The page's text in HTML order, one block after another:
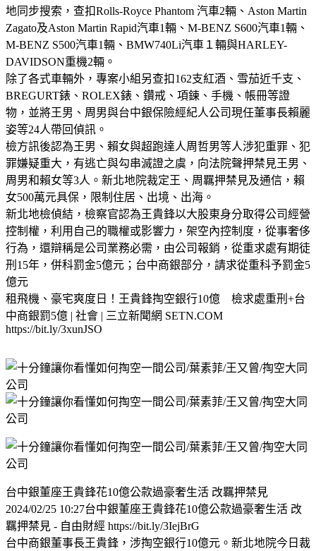
地同步搜索，查扣Rolls-Royce Phantom 汽車2輛、Aston Martin
Zagato及Aston Martin Rapid汽車1輛、M-BENZ S600汽車1輛、
M-BENZ S500汽車1輛、BMW740Li汽車１輛與HARLEY-
DAVIDSON重機2輛。
除了各式車輛外，專案小組另查扣162支紅酒、雪茄近千支、
BREGURT錶、ROLEX錶、鑽戒、項鍊、手機、帳冊等證
物，並將王男、周男與台中銀保險經紀人公司現任董事長賴麗
姿等24人帶回偵訊。
檢方訊後認為王男、賴女與超跑達人周哲男等人涉犯重罪、犯
罪嫌疑重大，有逃亡與勾串滅證之虞，向法院聲押禁見王男、
周男和賴女等3人。新北地院裁定王、周羈押禁見及通信，賴
女500萬元具保，限制住居、出境、出海。
新北地檢偵結，檢察官認為王貴鋒以大股東身分取得公司經營
控制權，利用自己的職權或影響力，架空內控制度，從事奢侈
行為，還辯稱是公司業務必需，由公司報銷，從重求處有期徒
刑15年，併科罰金5億元；台中商銀部分，請求從重科予罰金5
億元
租飛機、豪宅爽度日！王貴鋒掏空銀行10億 檢求處重刑+台
中商銀罰5億 | 社會 | 三立新聞網 SETN.COM
https://bit.ly/3xunJSO
台中銀董座王貴鋒花10億公款過豪奢生活 改羈押禁見
2024/02/25 10:27台中銀董座王貴鋒花10億公款過豪奢生活 改
羈押禁見 - 自由財經 https://bit.ly/3IejBrG
台中商銀董事長王貴鋒，涉掏空銀行10億元。新北地院今日裁